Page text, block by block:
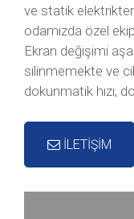
ve statik elektrikten
odamızda özel
Ekran değişimi
silinmemekte ve
dokunmatik hızı,
İLETİŞİM